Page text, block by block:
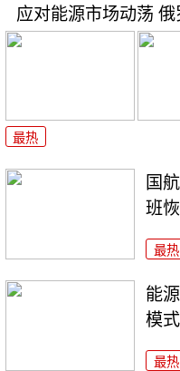
应对能源市场动荡
最热
国
班
最热
能
模式
最热